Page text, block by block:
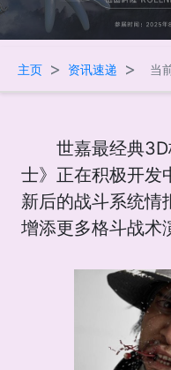
主页 > 资讯速递 > 当
世嘉最经典
士》正在积极开发
新后的战斗系统情
增添更多格斗战术